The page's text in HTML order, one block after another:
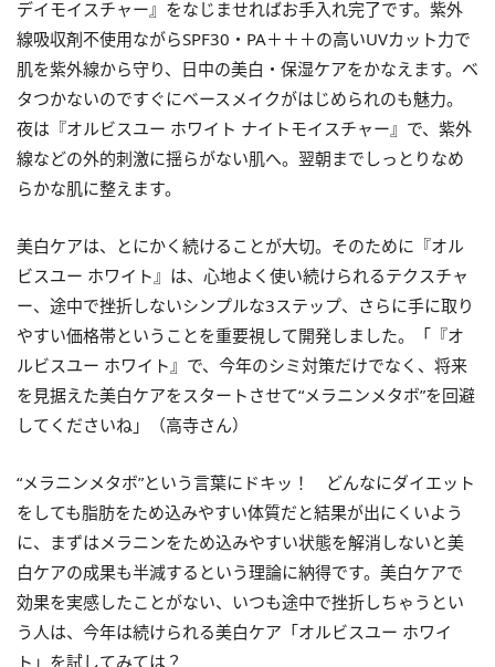
デイモイスチャー』をなじませればお手入れ完了です。紫外
線吸収剤不使用ながらSPF30・PA＋＋＋の高いUVカット力で
肌を紫外線から守り、日中の美白・保湿ケアをかなえます。ベ
タつかないのですぐにベースメイクがはじめられのも魅力。
夜は『オルビスユー ホワイト ナイトモイスチャー』で、紫外
線などの外的刺激に揺らがない肌へ。翌朝までしっとりなめ
らかな肌に整えます。
美白ケアは、とにかく続けることが大切。そのために『オル
ビスユー ホワイト』は、心地よく使い続けられるテクスチャ
ー、途中で挫折しないシンプルな3ステップ、さらに手に取り
やすい価格帯ということを重要視して開発しました。「『オ
ルビスユー ホワイト』で、今年のシミ対策だけでなく、将来
を見据えた美白ケアをスタートさせて“メラニンメタボ”を回避
してくださいね」（高寺さん）
“メラニンメタボ”という言葉にドキッ！ どんなにダイエット
をしても脂肪をため込みやすい体質だと結果が出にくいよう
に、まずはメラニンをため込みやすい状態を解消しないと美
白ケアの成果も半減するという理論に納得です。美白ケアで
効果を実感したことがない、いつも途中で挫折しちゃうとい
う人は、今年は続けられる美白ケア「オルビスユー ホワイ
ト」を試してみては？